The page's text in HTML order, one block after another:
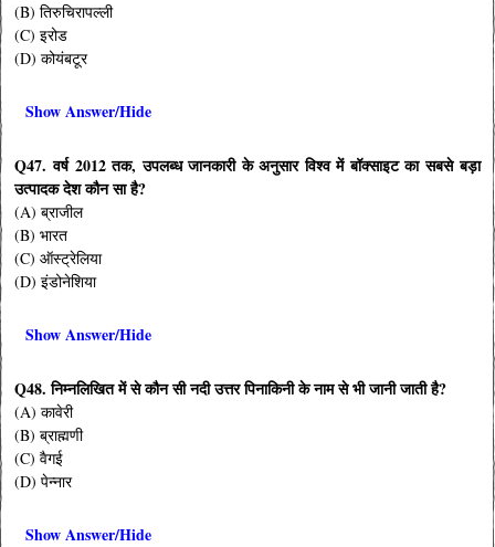
(B) तिरुचिरापल्ली
(C) इरोड
(D) कोयंबटूर
Show Answer/Hide
Q47. वर्ष 2012 तक, उपलब्ध जानकारी के अनुसार विश्व में बॉक्साइट का सबसे बड़ा
उत्पादक देश कौन सा है?
(A) ब्राजील
(B) भारत
(C) ऑस्ट्रेलिया
(D) इंडोनेशिया
Show Answer/Hide
Q48. निम्नलिखित में से कौन सी नदी उत्तर पिनाकिनी के नाम से भी जानी जाती है?
(A) कावेरी
(B) ब्राह्मणी
(C) वैगई
(D) पेन्नार
Show Answer/Hide